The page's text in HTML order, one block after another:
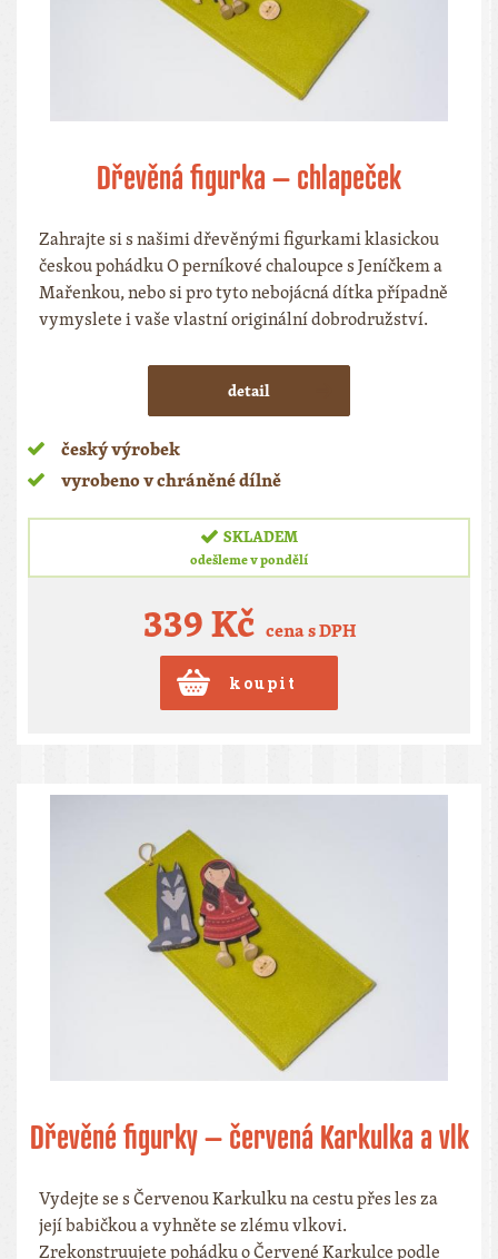
Dřevěná figurka – chlapeček
Zahrajte si s našimi dřevěnými figurkami klasickou
českou pohádku O perníkové chaloupce s Jeníčkem a
Mařenkou, nebo si pro tyto nebojácná dítka případně
vymyslete i vaše vlastní originální dobrodružství.
detail
český výrobek
vyrobeno v chráněné dílně
SKLADEM
odešleme v pondělí
339 Kč cena s DPH
Dřevěné figurky – červená Karkulka a vlk
Vydejte se s Červenou Karkulku na cestu přes les za
její babičkou a vyhněte se zlému vlkovi.
Zrekonstruujete pohádku o Červené Karkulce podle